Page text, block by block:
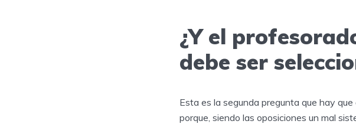
¿Y el
debe ser
Esta es la segunda pregunta que hay
porque, siendo las oposiciones un mal